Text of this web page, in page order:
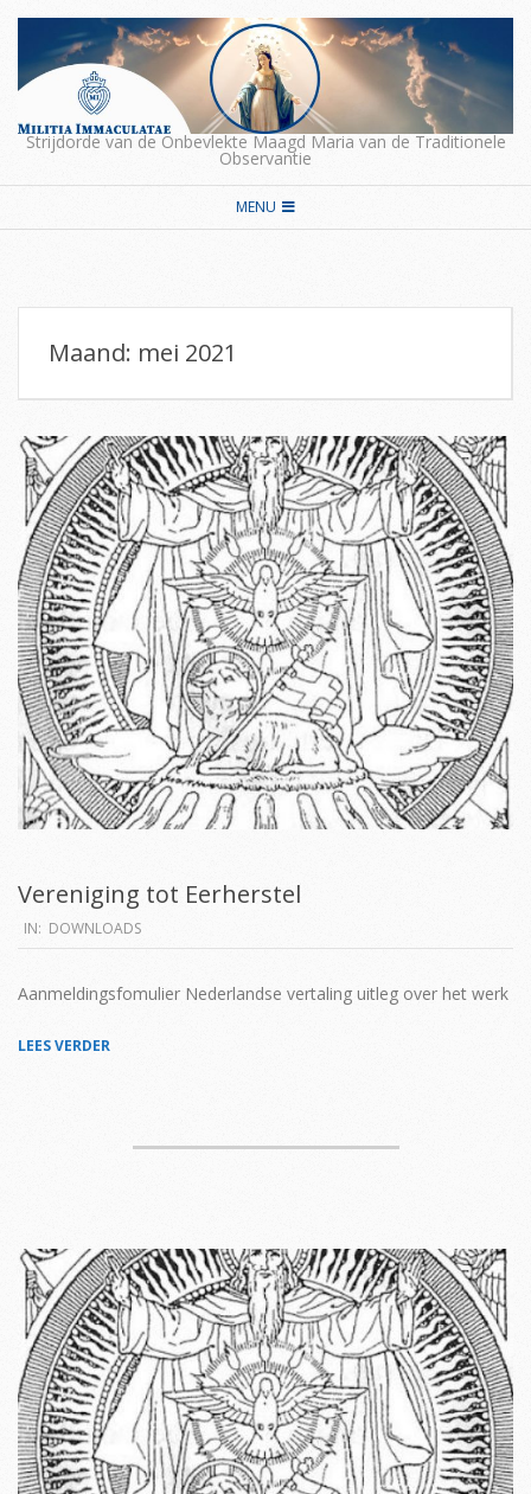
Skip
content
Strijdorde van de Onbevlekte Maagd Maria van de Traditionele
Observantie
Navigation
MENU
Maand: mei 2021
Vereniging tot Eerherstel
2021-
05-
25
IN: DOWNLOADS
Aanmeldingsfomulier Nederlandse vertaling uitleg over het werk
LEES VERDER